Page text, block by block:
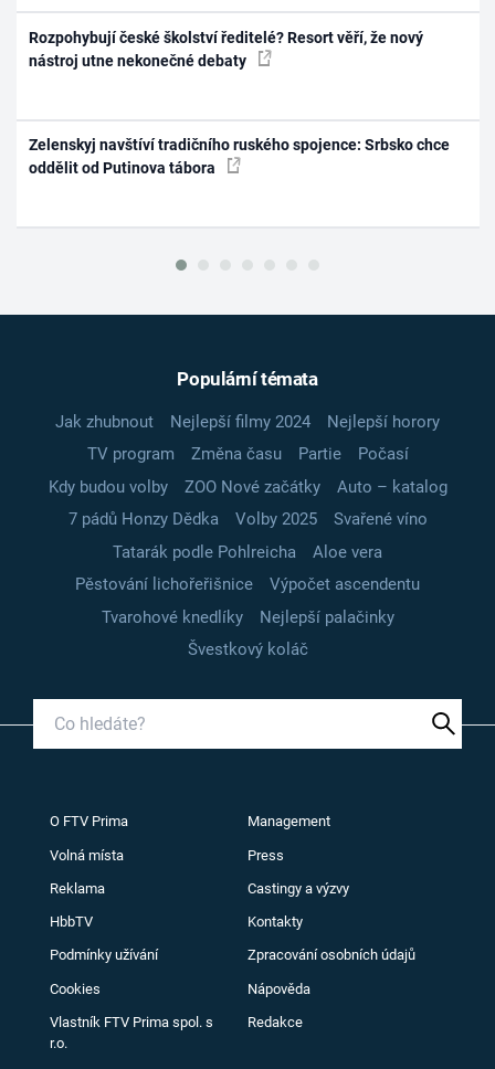
Rozpohybují české školství ředitelé? Resort věří, že nový
nástroj utne nekonečné debaty
Zelenskyj navštíví tradičního ruského spojence: Srbsko chce
oddělit od Putinova tábora
Populární témata
Jak zhubnout Nejlepší filmy 2024
Nejlepší horory
TV program
Změna času Partie
Počasí
Kdy budou volby
ZOO Nové začátky
Auto – katalog
7 pádů Honzy Dědka
Volby 2025
Svařené víno
Tatarák podle Pohlreicha
Aloe vera
Pěstování lichořeřišnice
Výpočet ascendentu
Tvarohové knedlíky
Nejlepší palačinky
Švestkový koláč
O FTV Prima Management
Volná místa Press
Reklama Castingy a výzvy
HbbTV Kontakty
Podmínky užívání Zpracování osobních údajů
Cookies Nápověda
Vlastník FTV Prima spol. s
r.o.
Redakce